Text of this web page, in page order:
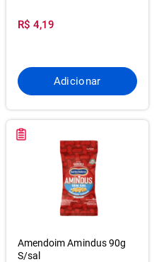
R$ 4,19
Adicionar
Amendoim Amindus 90g
S/sal